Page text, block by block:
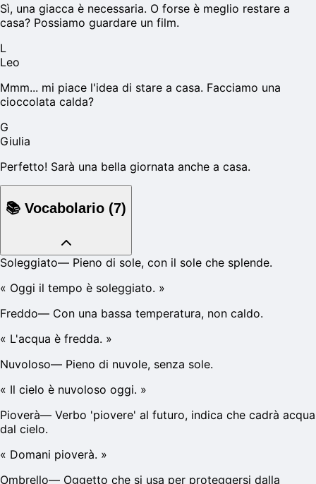
Sì, una giacca è necessaria. O forse è meglio restare a
casa? Possiamo guardare un film.
L
Leo
Mmm... mi piace l'idea di stare a casa. Facciamo una
cioccolata calda?
G
Giulia
Perfetto! Sarà una bella giornata anche a casa.
📚 Vocabolario (7)
Soleggiato— Pieno di sole, con il sole che splende.
« Oggi il tempo è soleggiato. »
Freddo— Con una bassa temperatura, non caldo.
« L'acqua è fredda. »
Nuvoloso— Pieno di nuvole, senza sole.
« Il cielo è nuvoloso oggi. »
Pioverà— Verbo 'piovere' al futuro, indica che cadrà acqua
dal cielo.
« Domani pioverà. »
Ombrello— Oggetto che si usa per proteggersi dalla